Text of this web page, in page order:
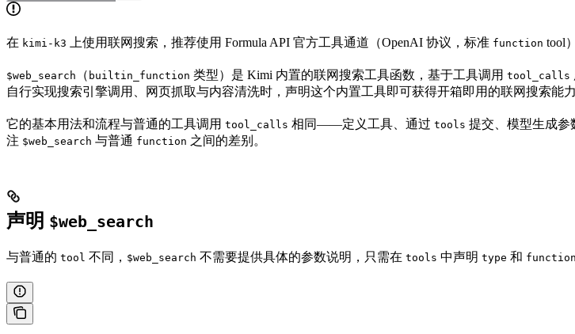
在 kimi-k3 上使用联网搜索，推荐使用 Formula API 官方工具通道（OpenAI 协议，标准 function tool
$web_search （ builtin_function 类型）是 Kimi 内置的联网搜索工具函数，基于工具调用 tool_calls
自行实现搜索引擎调用、网页抓取与内容清洗时，声明这个内置工具即可获得开箱即用的联网搜索能力
它的基本用法和流程与普通的工具调用 tool_calls 相同——定义工具、通过 tools 提交、模型生成参
注 $web_search 与普通 function 之间的差别。
声明 $web_search
与普通的 tool 不同， $web_search 不需要提供具体的参数说明，只需在 tools 中声明 type 和